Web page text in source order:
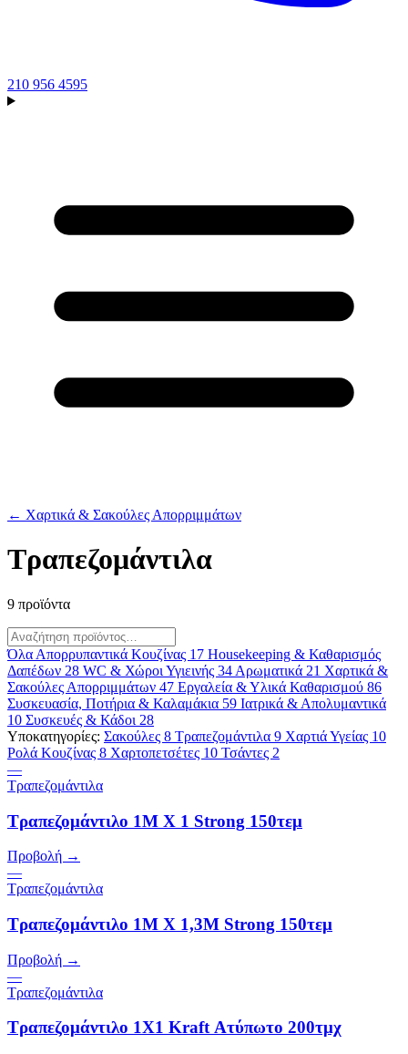
210 956 4595
← Χαρτικά & Σακούλες Απορριμμάτων
Τραπεζομάντιλα
9 προϊόντα
Όλα Απορρυπαντικά Κουζίνας 17 Housekeeping & Καθαρισμός
Δαπέδων 28 WC & Χώροι Υγιεινής 34 Αρωματικά 21 Χαρτικά &
Σακούλες Απορριμμάτων 47 Εργαλεία & Υλικά Καθαρισμού 86
Συσκευασία, Ποτήρια & Καλαμάκια 59 Ιατρικά & Απολυμαντικά
10 Συσκευές & Κάδοι 28
Υποκατηγορίες: Σακούλες 8 Τραπεζομάντιλα 9 Χαρτιά Υγείας 10
Ρολά Κουζίνας 8 Χαρτοπετσέτες 10 Τσάντες 2
—
Τραπεζομάντιλα
Τραπεζομάντιλο 1Μ Χ 1 Strong 150τεμ
Προβολή →
—
Τραπεζομάντιλα
Τραπεζομάντιλο 1Μ Χ 1,3Μ Strong 150τεμ
Προβολή →
—
Τραπεζομάντιλα
Τραπεζομάντιλο 1Χ1 Kraft Ατύπωτο 200τμχ